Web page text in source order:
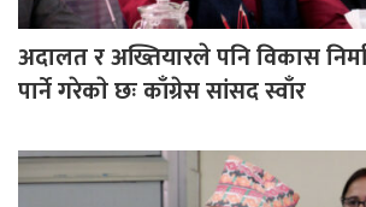
अदालत र अख्तियारले पनि विकास
पार्ने गरेकाे छः काँग्रेस सांसद स्वाँर